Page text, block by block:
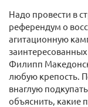
Надо провести в
референдум о
агитационную
Филипп
любую крепость.
внаглую
объяснить, какие